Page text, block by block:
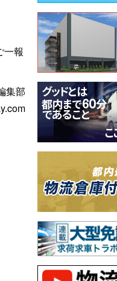
一報
集部